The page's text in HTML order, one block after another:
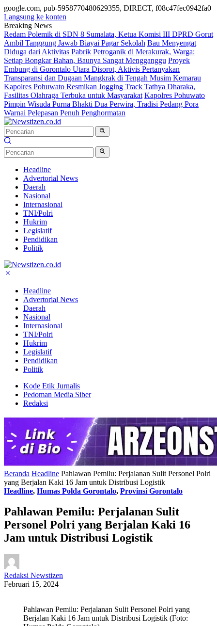
google.com, pub-5958770480629355, DIRECT, f08c47fec0942fa0
Langsung ke konten
Breaking News
Redam Polemik di SDN 8 Sumalata, Ketua Komisi III DPRD Gorut
Ambil Tanggung Jawab Biayai Pagar Sekolah Bau Menyengat
Diduga dari Aktivitas Pabrik Petroganik di Merakurak, Warga:
Setiap Bongkar Bahan, Baunya Sangat Mengganggu Proyek
Embung di Gorontalo Utara Disorot, Aktivis Pertanyakan
Transparansi dan Dugaan Mangkrak di Tengah Musim Kemarau
Kapolres Pohuwato Resmikan Jogging Track Tathya Dharaka,
Fasilitas Olahraga Terbuka untuk Masyarakat Kapolres Pohuwato
Pimpin Wisuda Purna Bhakti Dua Perwira, Tradisi Pedang Pora
Warnai Pelepasan Penuh Penghormatan
Headline
Advertorial News
Daerah
Nasional
Internasional
TNI/Polri
Hukrim
Legislatif
Pendidikan
Politik
Headline
Advertorial News
Daerah
Nasional
Internasional
TNI/Polri
Hukrim
Legislatif
Pendidikan
Politik
Kode Etik Jurnalis
Pedoman Media Siber
Redaksi
Beranda Headline Pahlawan Pemilu: Perjalanan Sulit Personel Polri
yang Berjalan Kaki 16 Jam untuk Distribusi Logistik
Headline, Humas Polda Gorontalo, Provinsi Gorontalo
Pahlawan Pemilu: Perjalanan Sulit
Personel Polri yang Berjalan Kaki 16
Jam untuk Distribusi Logistik
Redaksi Newstizen
Februari 15, 2024
Pahlawan Pemilu: Perjalanan Sulit Personel Polri yang
Berjalan Kaki 16 Jam untuk Distribusi Logistik (Foto: